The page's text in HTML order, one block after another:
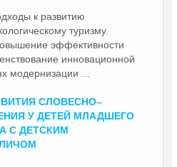
к развитию
туризму.
эффективности
инновационной
модернизации ...
СЛОВЕСНО–
У ДЕТЕЙ МЛАДШЕГО
С ДЕТСКИМ